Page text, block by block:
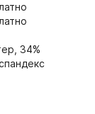
34%